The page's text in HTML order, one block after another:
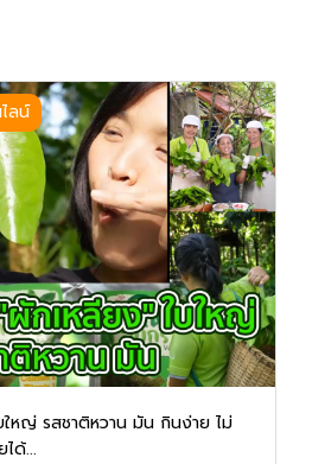
ลน์
หญ่ รสชาติหวาน มัน กินง่าย ไม่
ด้...